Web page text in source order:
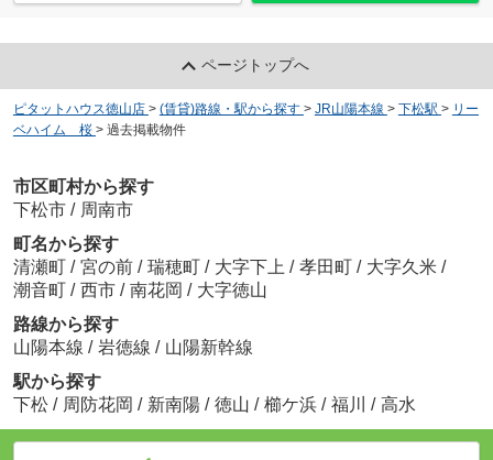
ページトップへ
ピタットハウス徳山店 > (賃貸)路線・駅から探す > JR山陽本線 > 下松駅 > リー
ベハイム 桜 > 過去掲載物件
市区町村から探す
下松市 / 周南市
町名から探す
清瀬町 / 宮の前 / 瑞穂町 / 大字下上 / 孝田町 / 大字久米 /
潮音町 / 西市 / 南花岡 / 大字徳山
路線から探す
山陽本線 / 岩徳線 / 山陽新幹線
駅から探す
下松 / 周防花岡 / 新南陽 / 徳山 / 櫛ケ浜 / 福川 / 高水